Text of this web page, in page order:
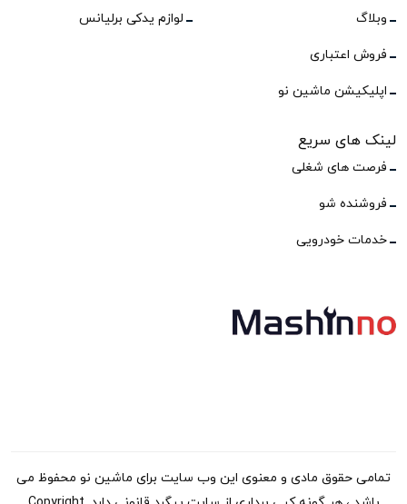
وبلاگ
فروش اعتباری
اپلیکیشن ماشین نو
لوازم یدکی برلیانس
لینک های سریع
فرصت های شغلی
فروشنده شو
خدمات خودرویی
تمامی حقوق مادی و معنوی این وب سایت برای ماشین نو محفوظ می